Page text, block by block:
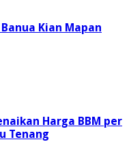
Kian Mapan
Harga BBM per
Tenang